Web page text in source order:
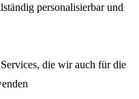
personalisierbar und
die wir auch für die